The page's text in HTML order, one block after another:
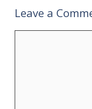
Leave a